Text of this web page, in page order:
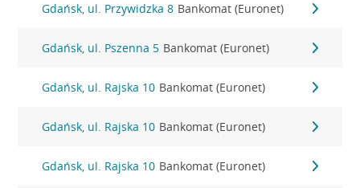
Gdańsk, ul. Przywidzka 8 Bankomat (Euronet)
Gdańsk, ul. Pszenna 5 Bankomat (Euronet)
Gdańsk, ul. Rajska 10 Bankomat (Euronet)
Gdańsk, ul. Rajska 10 Bankomat (Euronet)
Gdańsk, ul. Rajska 10 Bankomat (Euronet)